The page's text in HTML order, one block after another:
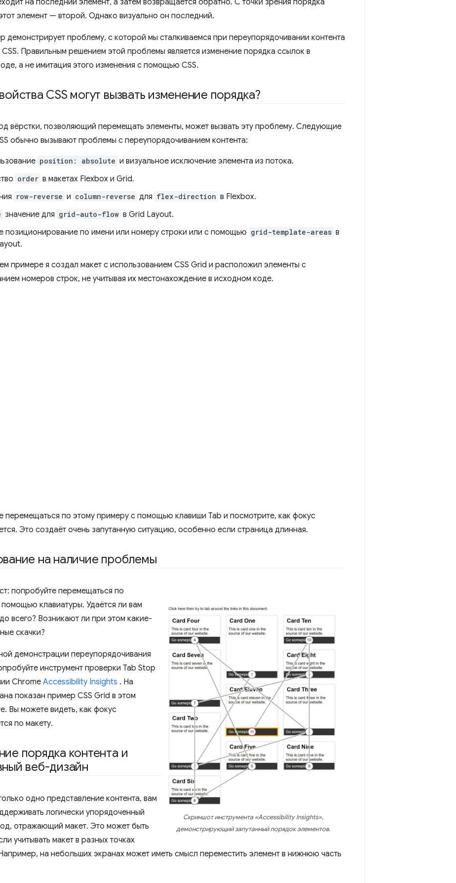
на последний элемент, а затем возвращается обратно. С точки зрения порядка
элемент — второй. Однако визуально он последний.
демонстрирует проблему, с которой мы сталкиваемся при переупорядочивании контента
Правильным решением этой проблемы является изменение порядка ссылок в
а не имитация этого изменения с помощью CSS.
CSS могут вызвать изменение порядка?
вёрстки, позволяющий перемещать элементы, может вызвать эту проблему. Следующие
обычно вызывают проблемы с переупорядочиванием контента:
position: absolute и визуальное исключение элемента из потока.
order в макетах Flexbox и Grid.
row-reverse и column-reverse для flex-direction в Flexbox.
значение для grid-auto-flow в Grid Layout.
позиционирование по имени или номеру строки или с помощью grid-template-areas в
примере я создал макет с использованием CSS Grid и расположил элементы с
номеров строк, не учитывая их местонахождение в исходном коде.
перемещаться по этому примеру с помощью клавиши Tab и посмотрите, как фокус
Это создаёт очень запутанную ситуацию, особенно если страница длинная.
на наличие проблемы
Скриншот инструмента «Accessibility Insights»,
демонстрирующий запутанный порядок элементов.
попробуйте перемещаться по
клавиатуры. Удаётся ли вам
всего? Возникают ли при этом какие-
скачки?
демонстрации переупорядочивания
инструмент проверки Tab Stop
Chrome Accessibility Insights . На
показан пример CSS Grid в этом
Вы можете видеть, как фокус
по макету.
порядка контента и
веб-дизайн
одно представление контента, вам
логически упорядоченный
отражающий макет. Это может быть
учитывать макет в разных точках
на небольших экранах может иметь смысл переместить элемент в нижнюю часть